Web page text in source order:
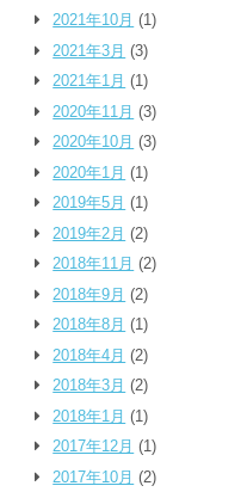
2021年10月 (1)
2021年3月 (3)
2021年1月 (1)
2020年11月 (3)
2020年10月 (3)
2020年1月 (1)
2019年5月 (1)
2019年2月 (2)
2018年11月 (2)
2018年9月 (2)
2018年8月 (1)
2018年4月 (2)
2018年3月 (2)
2018年1月 (1)
2017年12月 (1)
2017年10月 (2)